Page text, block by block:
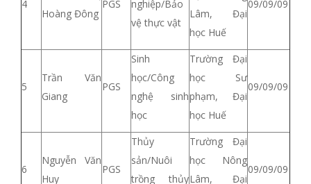
4
Hoàng Đông
PGS
nghiệp/Bảo
vệ thực vật
Lâm, Đại
học Huế
09/09/09
5
Trần Văn
Giang
PGS
Sinh
học/Công
nghệ sinh
học
Trường Đại
học Sư
phạm, Đại
học Huế
09/09/09
6
Nguyễn Văn
Huy
PGS
Thủy
sản/Nuôi
trồng thủy
Trường Đại
học Nông
Lâm, Đại
09/09/09